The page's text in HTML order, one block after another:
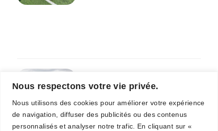
Nous respectons votre vie privée.
Nous utilisons des cookies pour améliorer votre expérience
de navigation, diffuser des publicités ou des contenus
personnalisés et analyser notre trafic. En cliquant sur «
km : la magie du sport a
encore frappé !
7 juin 2026